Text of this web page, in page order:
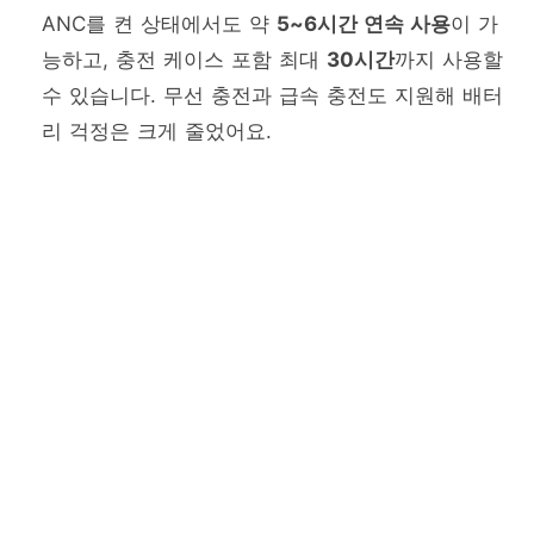
ANC를 켠 상태에서도 약 5~6시간 연속 사용이 가
능하고, 충전 케이스 포함 최대 30시간까지 사용할
수 있습니다. 무선 충전과 급속 충전도 지원해 배터
리 걱정은 크게 줄었어요.